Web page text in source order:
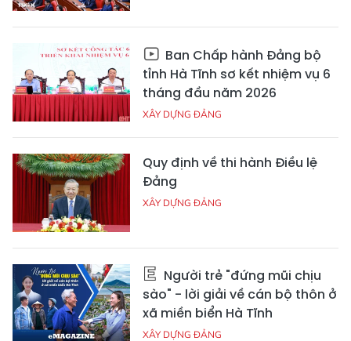
Ban Chấp hành Đảng bộ
tỉnh Hà Tĩnh sơ kết nhiệm vụ 6
tháng đầu năm 2026
XÂY DỰNG ĐẢNG
Quy định về thi hành Điều lệ
Đảng
XÂY DỰNG ĐẢNG
Người trẻ "đứng mũi chịu
sào" - lời giải về cán bộ thôn ở
xã miền biển Hà Tĩnh
XÂY DỰNG ĐẢNG